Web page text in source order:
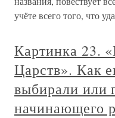
учёте всего того, что
Картинка 23.
Царств». Как
выбирали или
начинающего